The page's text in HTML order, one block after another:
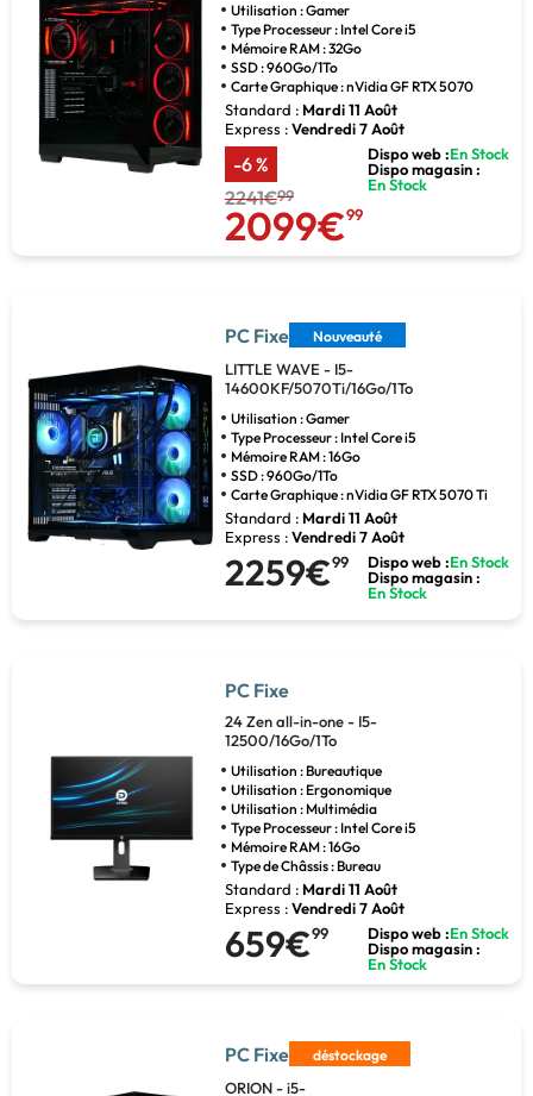
Utilisation : Gamer
Type Processeur : Intel Core i5
Mémoire RAM : 32Go
SSD : 960Go/1To
Carte Graphique : nVidia GF RTX 5070
Standard : Mardi 11 Août
Express :Vendredi 7 Août
-6 %
2241€99
2099€99
Dispo web :En Stock
Dispo magasin :
En Stock
PC Fixe Nouveauté
LITTLE WAVE - I5-
14600KF/5070Ti/16Go/1To
Utilisation : Gamer
Type Processeur : Intel Core i5
Mémoire RAM : 16Go
SSD : 960Go/1To
Carte Graphique : nVidia GF RTX 5070 Ti
Standard : Mardi 11 Août
Express :Vendredi 7 Août
2259€99 Dispo web :En Stock
Dispo magasin :
En Stock
PC Fixe
24 Zen all-in-one - I5-
12500/16Go/1To
Utilisation : Bureautique
Utilisation : Ergonomique
Utilisation : Multimédia
Type Processeur : Intel Core i5
Mémoire RAM : 16Go
Type de Châssis : Bureau
Standard : Mardi 11 Août
Express :Vendredi 7 Août
659€99 Dispo web :En Stock
Dispo magasin :
En Stock
PC Fixe déstockage
ORION - i5-